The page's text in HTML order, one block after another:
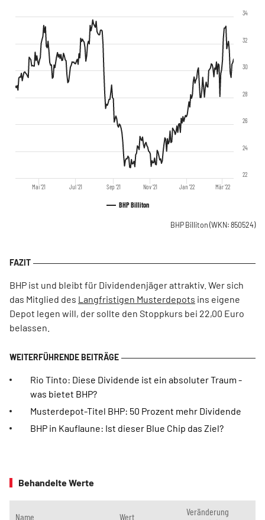
BHP Billiton
Mai '21 Jul '21 Sep '21 Nov '21 Jan '22 Mär '22
22
24
26
28
30
32
34
BHP Billiton (WKN: 850524)
BHP ist und bleibt für Dividendenjäger attraktiv. Wer sich
das Mitglied des Langfristigen Musterdepots ins eigene
Depot legen will, der sollte den Stoppkurs bei 22,00 Euro
belassen.
Rio Tinto: Diese Dividende ist ein absoluter Traum -
was bietet BHP?
Musterdepot-Titel BHP: 50 Prozent mehr Dividende
BHP in Kauflaune: Ist dieser Blue Chip das Ziel?
Behandelte Werte
Name Wert Veränderung